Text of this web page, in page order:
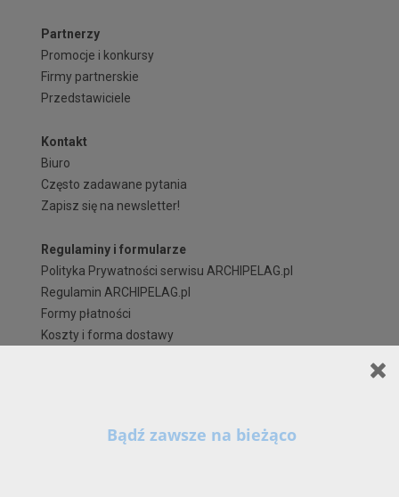
Szanowni Państwo,
Partnerzy
Promocje i konkursy
Firmy partnerskie
Przedstawiciele
Kontakt
Biuro
Często zadawane pytania
Zapisz się na newsletter!
Regulaminy i formularze
Polityka Prywatności serwisu ARCHIPELAG.pl
Regulamin ARCHIPELAG.pl
Formy płatności
Koszty i forma dostawy